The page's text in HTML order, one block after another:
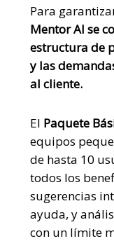
Para
Mentor AI se
estructura de
y las
al cliente.
El Paquete
equipos
de hasta 10
todos los
sugerencias
ayuda, y
con un límite